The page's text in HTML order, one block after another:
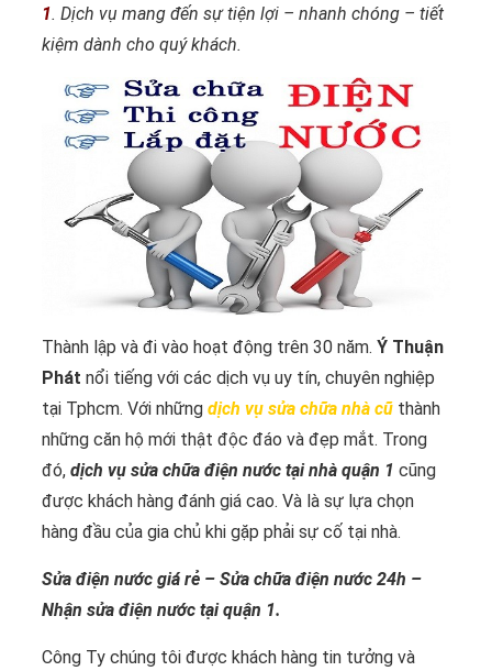
1. Dịch vụ mang đến sự tiện lợi – nhanh chóng – tiết
kiệm dành cho quý khách.
Thành lập và đi vào hoạt động trên 30 năm. Ý Thuận
Phát nổi tiếng với các dịch vụ uy tín, chuyên nghiệp
tại Tphcm. Với những dịch vụ sửa chữa nhà cũ thành
những căn hộ mới thật độc đáo và đẹp mắt. Trong
đó, dịch vụ sửa chữa điện nước tại nhà quận 1 cũng
được khách hàng đánh giá cao. Và là sự lựa chọn
hàng đầu của gia chủ khi gặp phải sự cố tại nhà.
Sửa điện nước giá rẻ – Sửa chữa điện nước 24h –
Nhận sửa điện nước tại quận 1.
Công Ty chúng tôi được khách hàng tin tưởng và